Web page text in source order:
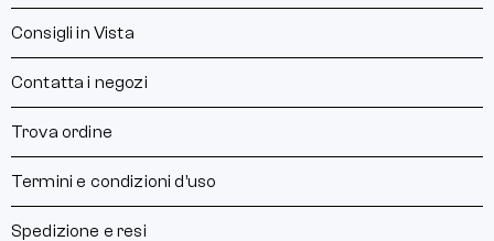
Consigli in Vista
Contatta i negozi
Trova ordine
Termini e condizioni d’uso
Spedizione e resi